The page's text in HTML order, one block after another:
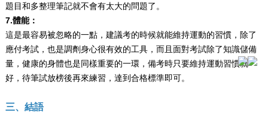
題目和多整理筆記就不會有太大的問題了。
7.體能：
這是最容易被忽略的一點，建議考的時候就能維持運動的習慣，除了
應付考試，也是調劑身心很有效的工具，而且面對考試除了知識儲備
量，健康的身體也是同樣重要的一環，備考時只要維持運動習慣就
好，待筆試放榜後再來練習，達到合格標準即可。
三、結語